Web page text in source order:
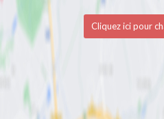
Cliquez ici pour